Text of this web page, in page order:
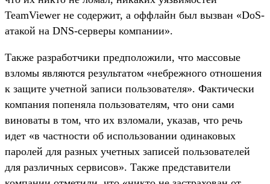
TeamViewer не содержит, а оффлайн был вызван «DoS-
атакой на DNS-серверы компании».
Также разработчики предположили, что массовые
взломы являются результатом «небрежного отношения
к защите учетной записи пользователя». Фактически
компания попеняла пользователям, что они сами
виноваты в том, что их взломали, указав, что речь
идет «в частности об использовании одинаковых
паролей для разных учетных записей пользователей
для различных сервисов». Также представители